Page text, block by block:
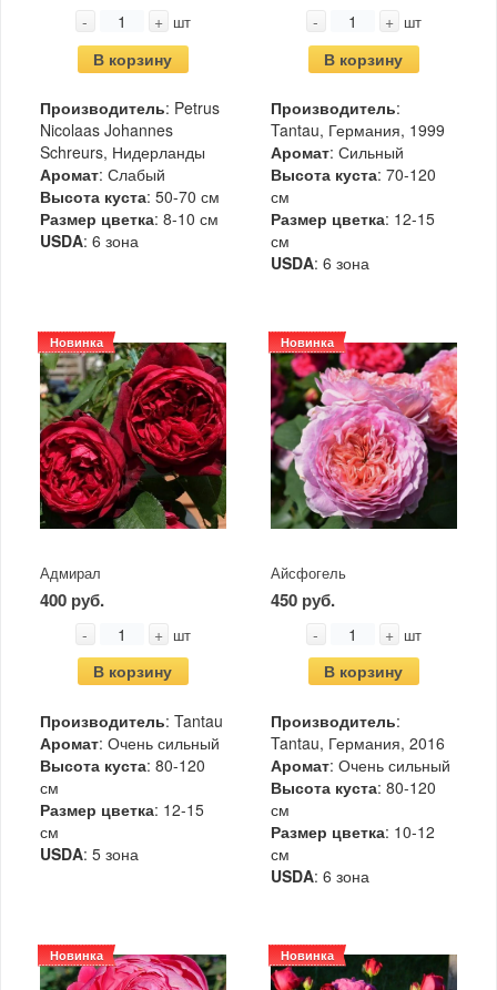
- + шт
В корзину
Производитель: Petrus
Nicolaas Johannes
Schreurs, Нидерланды
Аромат: Слабый
Высота куста: 50-70 см
Размер цветка: 8-10 см
USDA: 6 зона
- + шт
В корзину
Производитель:
Tantau, Германия, 1999
Аромат: Сильный
Высота куста: 70-120
см
Размер цветка: 12-15
см
USDA: 6 зона
Новинка
Адмирал
400 руб.
- + шт
В корзину
Производитель: Tantau
Аромат: Очень сильный
Высота куста: 80-120
см
Размер цветка: 12-15
см
USDA: 5 зона
Новинка
Айсфогель
450 руб.
- + шт
В корзину
Производитель:
Tantau, Германия, 2016
Аромат: Очень сильный
Высота куста: 80-120
см
Размер цветка: 10-12
см
USDA: 6 зона
Новинка Новинка